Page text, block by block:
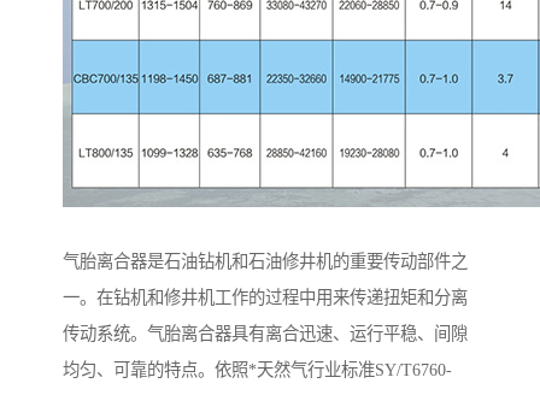
气胎离合器是石油钻机和石油修井机的重要传动部件之
一。在钻机和修井机工作的过程中用来传递扭矩和分离
传动系统。气胎离合器具有离合迅速、运行平稳、间隙
均匀、可靠的特点。依照*天然气行业标准SY/T6760-